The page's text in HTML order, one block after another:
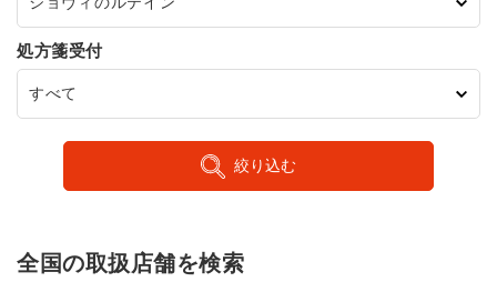
処方箋受付
絞り込む
全国の取扱店舗を検索